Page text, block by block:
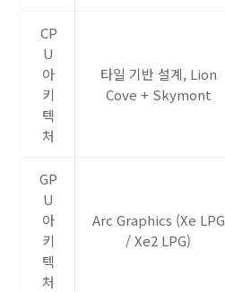
CP
U
아
키
텍
처
타일 기반 설계, Lion
Cove + Skymont
GP
U
아
키
텍
처
Arc Graphics (Xe LPG
/ Xe2 LPG)